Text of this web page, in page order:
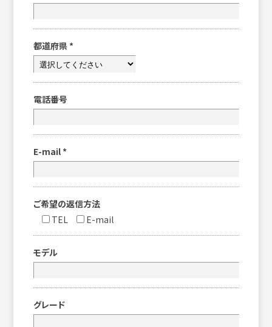
都道府県 *
電話番号
E-mail *
ご希望の返信方法
TEL
E-mail
モデル
グレード